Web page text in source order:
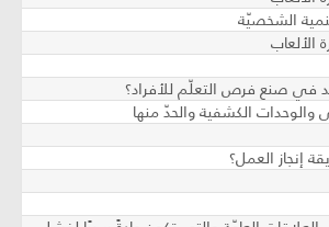
الشخصيّة
الألعاب
في صنع فرص التعلّم للأفراد؟
والوحدات الكشفية والحدّ منها
إنجاز العمل؟